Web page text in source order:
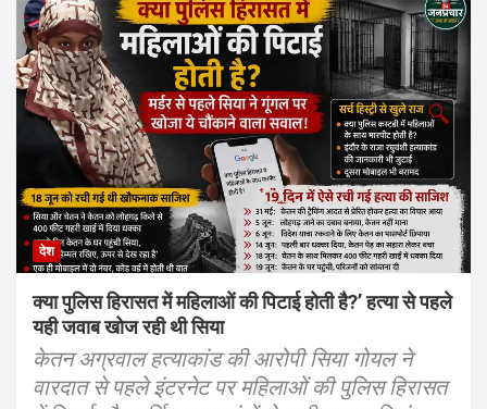
देश
क्या पुलिस हिरासत में महिलाओं की पिटाई होती है?’ हत्या से पहले
यही जवाब खोज रही थी सिया
केतन अग्रवाल हत्याकांड की आरोपी सिया गोयल ने
वारदात से पहले इंटरनेट पर महिलाओं की पुलिस हिरासत